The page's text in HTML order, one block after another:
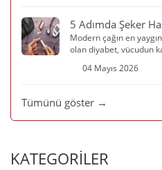
5 Adımda Şeker
Modern çağın en
olan diyabet, vücudun
04 Mayıs 2026
Tümünü göster →
KATEGORİLER